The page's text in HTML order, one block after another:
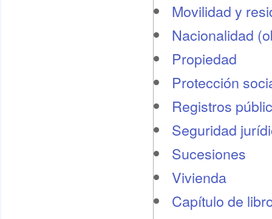
Movilidad y
Nacionalidad
Propiedad
Protección
Registros
Seguridad
Sucesiones
Vivienda
Capítulo de